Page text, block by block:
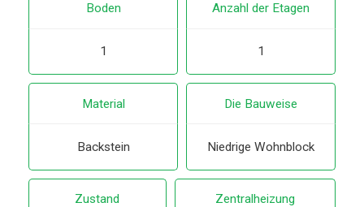
Boden
1
Anzahl der Etagen
1
Material
Backstein
Die Bauweise
Niedrige Wohnblock
Zustand Zentralheizung